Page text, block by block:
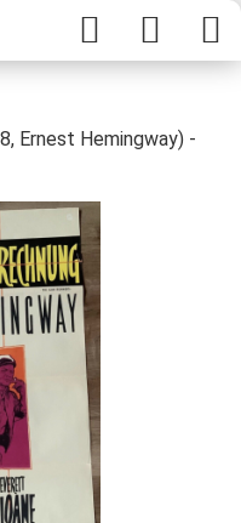
Ernest Hemingway) -